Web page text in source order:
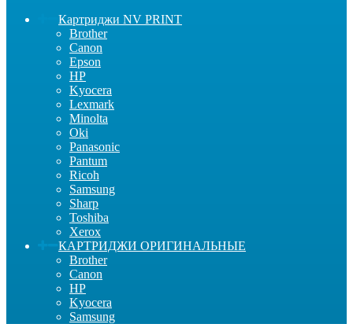
Картриджи NV PRINT
Brother
Canon
Epson
HP
Kyocera
Lexmark
Minolta
Oki
Panasonic
Pantum
Ricoh
Samsung
Sharp
Toshiba
Xerox
КАРТРИДЖИ ОРИГИНАЛЬНЫЕ
Brother
Canon
HP
Kyocera
Samsung